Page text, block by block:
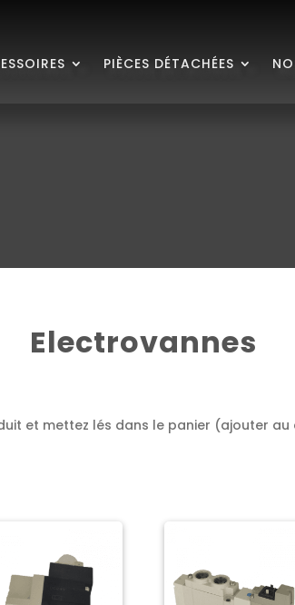
PIÈCES DÉTACHÉES
Electrovannes
et mettez lés dans le panier (ajouter